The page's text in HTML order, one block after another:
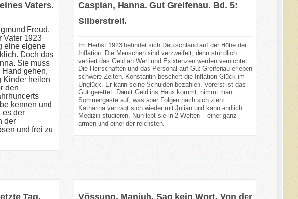
Vaters.
Freud,
Vater 1923
eine eigene
Doch das
Sie muss
Hand gehen,
Kinder heilen
den
kennen und
es der
der
und frei zu
Caspian, Hanna. Gut Greifenau. Bd. 5:
Silberstreif.
Im Herbst 1923 befindet sich Deutschland auf der Höhe der
Inflation. Die Menschen sind verzweifelt, denn stündlich
verliert das Geld an Wert und Existenzen werden vernichtet.
Die Herrschaften und das Personal auf Gut Greifenau erleben
schwere Zeiten. Konstantin beschert die Inflation Glück im
Unglück. Er kann seine Schulden bezahlen. Vorerst ist das
Gut gerettet. Damit Geld ins Haus kommt, nimmt man
Sommergäste auf, was aber Folgen nach sich zieht.
Katharina verträgt sich wieder mit Julian und kann endlich
Medizin studieren. Nun lebt sie in 2 Welten – einer ganz
armen und einer der reichsten.
Tag.
Vössung, Manjuh. Sag kein Wort. Von der